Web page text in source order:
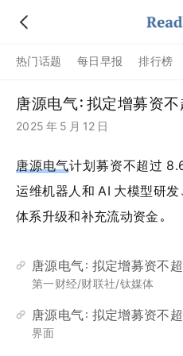
热门话题 每日早报 排行榜
唐源电气：拟定增募资
2025 年 5 月 12 日
唐源电气计划募资不超过
运维机器人和 AI 大模型研发
体系升级和补充流动资金。
唐源电气：拟定增募资不
第一财经/财联社/钛媒体
唐源电气：拟定增募资不超 8.64
界面